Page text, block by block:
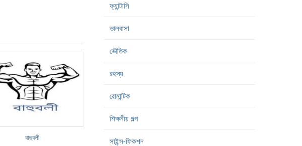
বাহুবলী
ফ্যান্টাসি
ভালবাসা
ভৌতিক
রহস্য
রোমান্টিক
শিক্ষনীয় গল্প
সাইন্স-ফিকশন